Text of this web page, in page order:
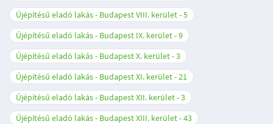
Újépítésű eladó lakás - Budapest VIII. kerület 5
Újépítésű eladó lakás - Budapest IX. kerület 9
Újépítésű eladó lakás - Budapest X. kerület 3
Újépítésű eladó lakás - Budapest XI. kerület 21
Újépítésű eladó lakás - Budapest XII. kerület 3
Újépítésű eladó lakás - Budapest XIII. kerület 43